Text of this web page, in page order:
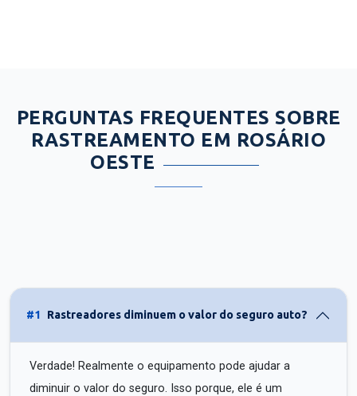
PERGUNTAS FREQUENTES SOBRE
RASTREAMENTO EM ROSÁRIO
OESTE
#1 Rastreadores diminuem o valor do seguro auto?
Verdade! Realmente o equipamento pode ajudar a
diminuir o valor do seguro. Isso porque, ele é um